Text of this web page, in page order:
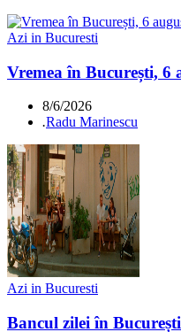
Azi in Bucuresti
Vremea în București, 6
8/6/2026
.Radu Marinescu
Azi in Bucuresti
Bancul zilei în